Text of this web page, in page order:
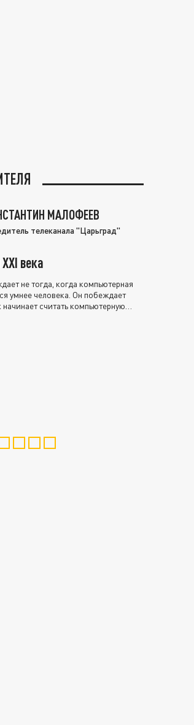
МАЛОФЕЕВ
телеканала "Царьград"
века
не тогда, когда компьютерная
умнее человека. Он побеждает
начинает считать компьютерную